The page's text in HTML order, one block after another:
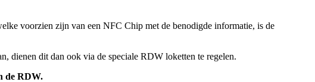
voorzien zijn van een NFC Chip met de benodigde informatie, is de
dienen dit dan ook via de speciale RDW loketten te regelen.
de RDW.